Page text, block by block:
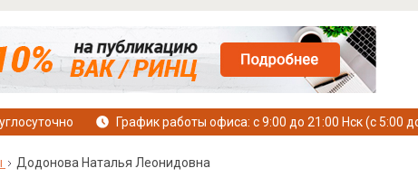
График работы офиса: с 9:00 до 21:00 Нск (с 5:00
Дoдoнoвa Нaтaлья Лeoнидoвнa